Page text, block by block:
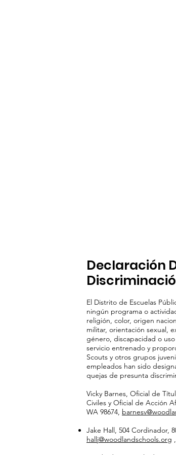
Declaración
El Distrito de Escuelas
ningún programa o
religión, color, origen
militar, orientación sexual,
género, discapacidad o
servicio entrenado y
Scouts y otros grupos
empleados han sido
quejas de presunta
Vicky Barnes, Oficial de
Civiles y Oficial de Acción
WA 98674,
Jake Hall, 504 Cordinador,
hallj@woodlandschools.org